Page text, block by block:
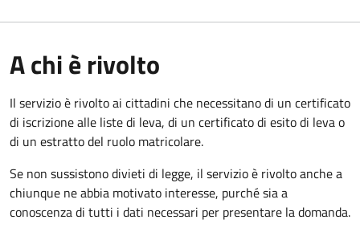
A chi è rivolto
Il servizio è rivolto ai cittadini che necessitano di un certificato
di iscrizione alle liste di leva, di un certificato di esito di leva o
di un estratto del ruolo matricolare.
Se non sussistono divieti di legge, il servizio è rivolto anche a
chiunque ne abbia motivato interesse, purché sia a
conoscenza di tutti i dati necessari per presentare la domanda.